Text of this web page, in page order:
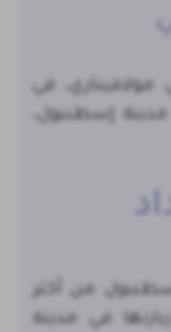
في
إسطنبول،
من أكثر
في مدينة